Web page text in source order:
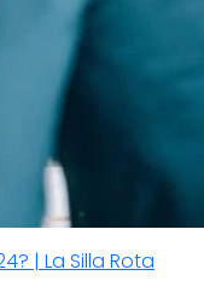
| La Silla Rota